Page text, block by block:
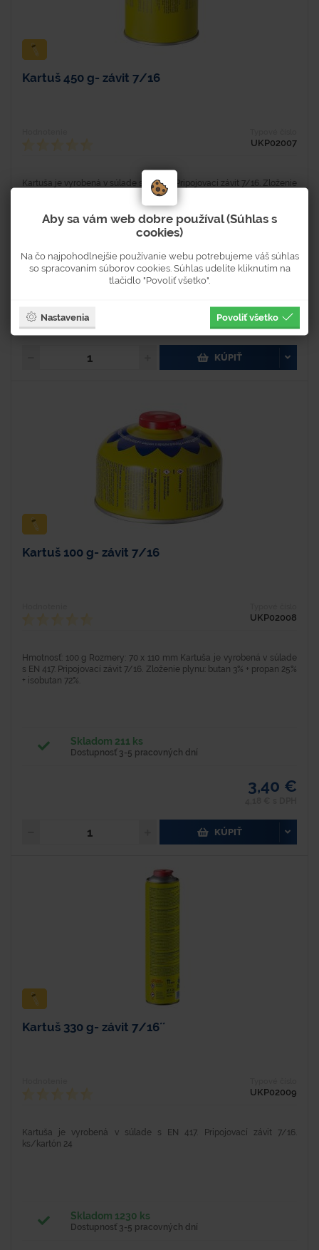
Kartuš 450 g- závit 7/16
UKP02007
Kartuša je vyrobená v súlade s EN 417. Pripojovací závit 7/16. Zloženie
plynu: butan 45% + propan 27% + isobutan 28%. Váha (g) - 450 Rozmery
(š x h x v) - 160x110x110 ks/kartón...
Skladom 2166 ks
Dostupnosť 3-5 pracovných dní
7,50 €
9,23 € s DPH
KÚPIŤ
Kartuš 100 g- závit 7/16
UKP02008
Hmotnosť: 100 g Rozmery: 70 x 110 mm Kartuša je vyrobená v súlade
s EN 417. Pripojovací závit 7/16. Zloženie plynu: butan 3% + propan 25%
+ isobutan 72%.
Skladom 211 ks
Dostupnosť 3-5 pracovných dní
3,40 €
KÚPIŤ
Kartuš 330 g- závit 7/16´´
UKP02009
Kartuša je vyrobená v súlade s EN 417. Pripojovací závit 7/16.
ks/kartón 24
Skladom 1230 ks
Dostupnosť 3-5 pracovných dní
Aby sa vám web dobre používal (Súhlas s
cookies)
Na čo najpohodlnejšie používanie webu potrebujeme váš súhlas
so spracovaním súborov cookies. Súhlas udelíte kliknutím na
tlačidlo "Povoliť všetko".
Nastavenia Povoliť všetko